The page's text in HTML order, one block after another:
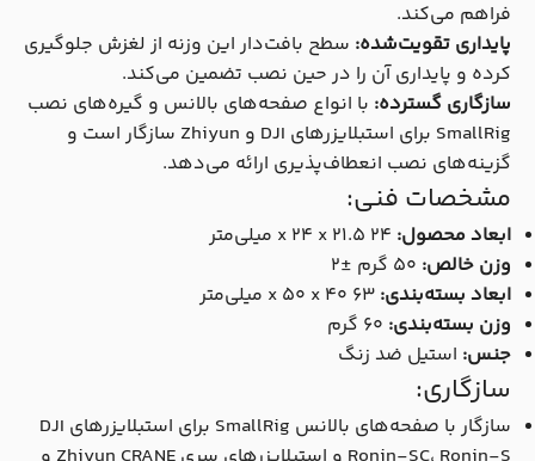
فراهم می‌کند.
پایداری تقویت‌شده: سطح بافت‌دار این وزنه از لغزش جلوگیری
کرده و پایداری آن را در حین نصب تضمین می‌کند.
سازگاری گسترده: با انواع صفحه‌های بالانس و گیره‌های نصب
SmallRig برای استبلایزرهای DJI و Zhiyun سازگار است و
گزینه‌های نصب انعطاف‌پذیری ارائه می‌دهد.
مشخصات فنی:
ابعاد محصول:
وزن خالص:
ابعاد بسته‌بندی:
وزن بسته‌بندی:
جنس: استیل ضد زنگ
سازگاری:
سازگار با صفحه‌های بالانس SmallRig برای استبلایزرهای DJI